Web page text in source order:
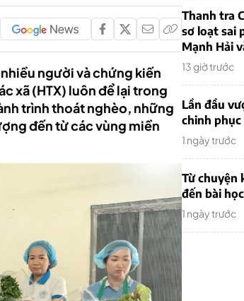
người và chứng kiến
xã (HTX) luôn để lại trong
trình thoát nghèo, những
đến từ các vùng miền
Thanh tra
sơ loạt sai
Mạnh Hải
13 giờ trước
Lần đầu
chinh
1 ngày trước
Từ chuyện
đến bài
1 ngày trước